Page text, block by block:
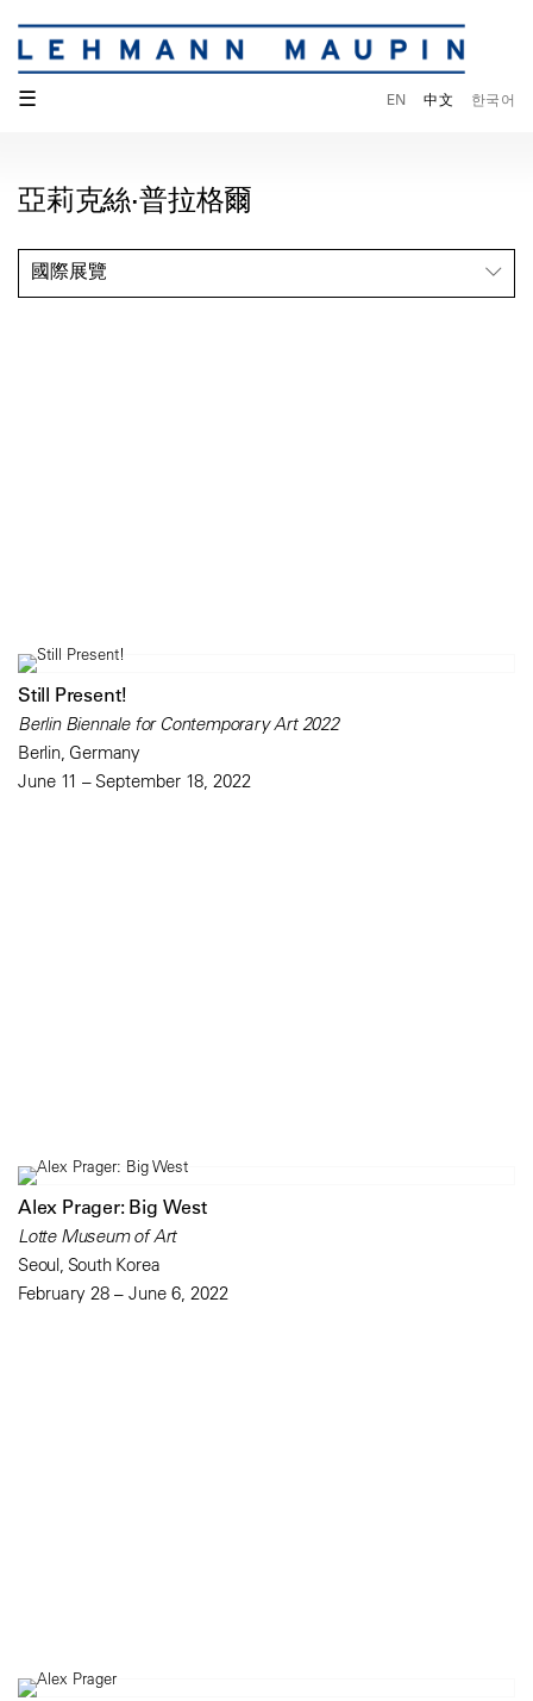
☰ EN 中文 한국어
亞莉克絲·普拉格爾
國際展覽
Still Present!
Berlin Biennale for Contemporary Art 2022
Berlin, Germany
June 11 – September 18, 2022
Alex Prager: Big West
Lotte Museum of Art
Seoul, South Korea
February 28 – June 6, 2022